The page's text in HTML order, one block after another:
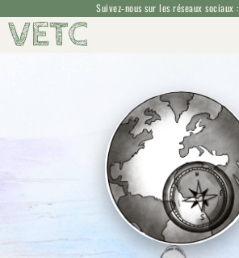
Suivez-nous sur les réseaux sociaux :
VETC